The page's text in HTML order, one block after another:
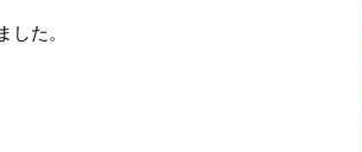
した。